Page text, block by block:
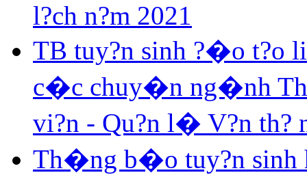
l?ch n?m 2021
TB tuy?n sinh ?�o t?o
c�c chuy�n ng�nh
vi?n - Qu?n l� V?n th?
Th�ng b�o tuy?n sinh